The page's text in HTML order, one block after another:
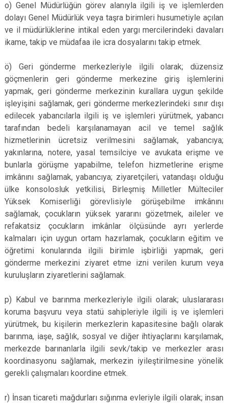
o) Genel Müdürlüğün görev alanıyla ilgili iş ve işlemlerden
dolayı Genel Müdürlük veya taşra birimleri husumetiyle açılan
ve il müdürlüklerine intikal eden yargı mercilerindeki davaları
ikame, takip ve müdafaa ile icra dosyalarını takip etmek.
ö) Geri gönderme merkezleriyle ilgili olarak; düzensiz
göçmenlerin geri gönderme merkezine giriş işlemlerini
yapmak, geri gönderme merkezinin kurallara uygun şekilde
işleyişini sağlamak, geri gönderme merkezlerindeki sınır dışı
edilecek yabancılarla ilgili iş ve işlemleri yürütmek, yabancı
tarafından bedeli karşılanamayan acil ve temel sağlık
hizmetlerinin ücretsiz verilmesini sağlamak, yabancıya;
yakınlarına, notere, yasal temsilciye ve avukata erişme ve
bunlarla görüşme yapabilme, telefon hizmetlerine erişme
imkânını sağlamak, yabancıya; ziyaretçileri, vatandaşı olduğu
ülke konsolosluk yetkilisi, Birleşmiş Milletler Mülteciler
Yüksek Komiserliği görevlisiyle görüşebilme imkânını
sağlamak, çocukların yüksek yararını gözetmek, aileler ve
refakatsiz çocukların imkânlar ölçüsünde ayrı yerlerde
kalmaları için uygun ortam hazırlamak, çocukların eğitim ve
öğretimi konularında ilgili birimle işbirliği yapmak, geri
gönderme merkezini ziyaret etme izni verilen kurum veya
kuruluşların ziyaretlerini sağlamak.
p) Kabul ve barınma merkezleriyle ilgili olarak; uluslararası
koruma başvuru veya statü sahipleriyle ilgili iş ve işlemleri
yürütmek, bu kişilerin merkezlerin kapasitesine bağlı olarak
barınma, iaşe, sağlık, sosyal ve diğer ihtiyaçlarını karşılamak,
merkezde barınanlarla ilgili sevk/takip ve merkezler arası
koordinasyonu sağlamak, merkezin iyileştirilmesine yönelik
gerekli çalışmaları koordine etmek.
r) İnsan ticareti mağdurları sığınma evleriyle ilgili olarak; insan